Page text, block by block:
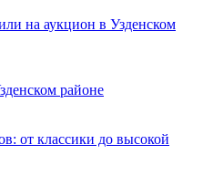
на аукцион в Узденском
районе
от классики до высокой